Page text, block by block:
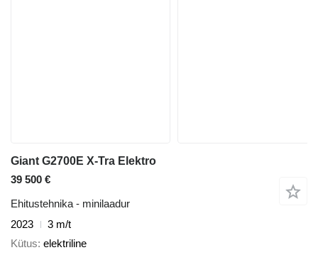
Giant G2700E X-Tra Elektro
39 500 €
Ehitustehnika - minilaadur
2023
3 m/t
Kütus elektriline